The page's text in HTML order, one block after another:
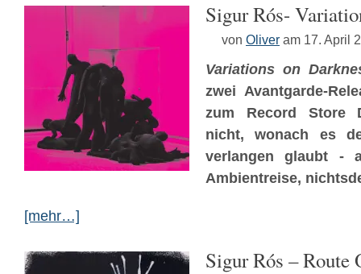
Sigur Rós-
von Oliver am 17. April
Variations on
zwei Avantgarde-
zum Record Store
nicht, wonach es
verlangen glaubt -
Ambientreise,
[mehr…]
Sigur Rós – Route